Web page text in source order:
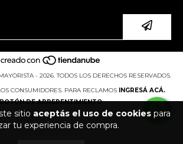
sitio aceptás el uso de cookiespara
tu experiencia de compra.
- 2026. TODOS LOS DERECHOS RESERVADOS.
CONSUMIDORES. PARA RECLAMOS
INGRESÁ ACÁ.
BOTÓN DE ARREPENTIMIENTO